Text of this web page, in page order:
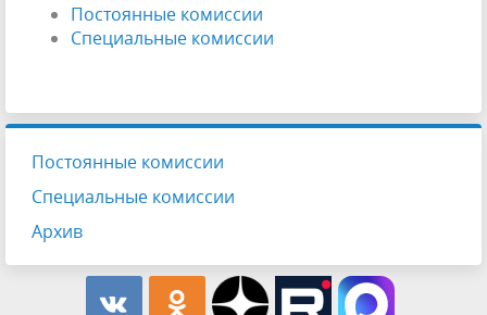
Постоянные комиссии
Специальные комиссии
Постоянные комиссии
Специальные комиссии
Архив